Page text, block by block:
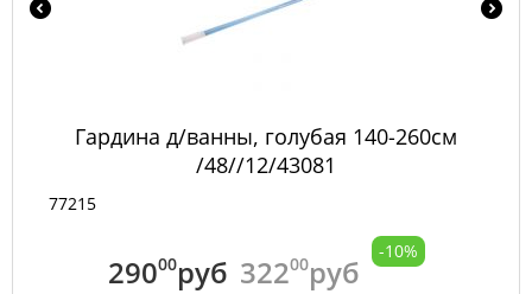
Гардина д/ванны, голубая 140-260см
/48//12/43081
77215
29000руб 32200руб
-10%